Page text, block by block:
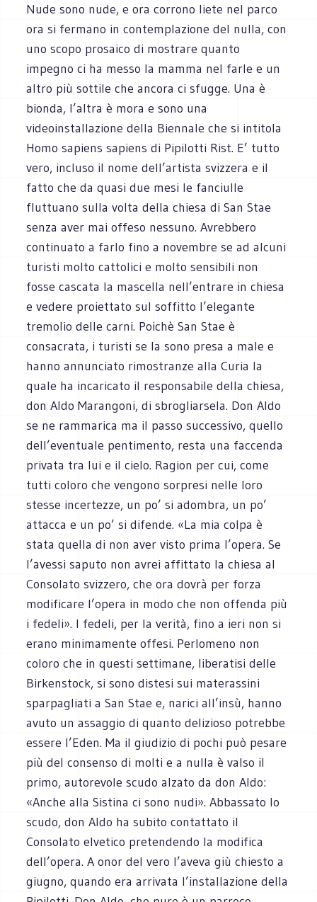
Nude sono nude, e ora corrono liete nel parco
ora si fermano in contemplazione del nulla, con
uno scopo prosaico di mostrare quanto
impegno ci ha messo la mamma nel farle e un
altro più sottile che ancora ci sfugge. Una è
bionda, l’altra è mora e sono una
videoinstallazione della Biennale che si intitola
Homo sapiens sapiens di Pipilotti Rist. E’ tutto
vero, incluso il nome dell’artista svizzera e il
fatto che da quasi due mesi le fanciulle
fluttuano sulla volta della chiesa di San Stae
senza aver mai offeso nessuno. Avrebbero
continuato a farlo fino a novembre se ad alcuni
turisti molto cattolici e molto sensibili non
fosse cascata la mascella nell’entrare in chiesa
e vedere proiettato sul soffitto l’elegante
tremolio delle carni. Poichè San Stae è
consacrata, i turisti se la sono presa a male e
hanno annunciato rimostranze alla Curia la
quale ha incaricato il responsabile della chiesa,
don Aldo Marangoni, di sbrogliarsela. Don Aldo
se ne rammarica ma il passo successivo, quello
dell’eventuale pentimento, resta una faccenda
privata tra lui e il cielo. Ragion per cui, come
tutti coloro che vengono sorpresi nelle loro
stesse incertezze, un po’ si adombra, un po’
attacca e un po’ si difende. «La mia colpa è
stata quella di non aver visto prima l’opera. Se
l’avessi saputo non avrei affittato la chiesa al
Consolato svizzero, che ora dovrà per forza
modificare l’opera in modo che non offenda più
i fedeli». I fedeli, per la verità, fino a ieri non si
erano minimamente offesi. Perlomeno non
coloro che in questi settimane, liberatisi delle
Birkenstock, si sono distesi sui materassini
sparpagliati a San Stae e, narici all’insù, hanno
avuto un assaggio di quanto delizioso potrebbe
essere l’Eden. Ma il giudizio di pochi può pesare
più del consenso di molti e a nulla è valso il
primo, autorevole scudo alzato da don Aldo:
«Anche alla Sistina ci sono nudi». Abbassato lo
scudo, don Aldo ha subito contattato il
Consolato elvetico pretendendo la modifica
dell’opera. A onor del vero l’aveva giù chiesto a
giugno, quando era arrivata l’installazione della